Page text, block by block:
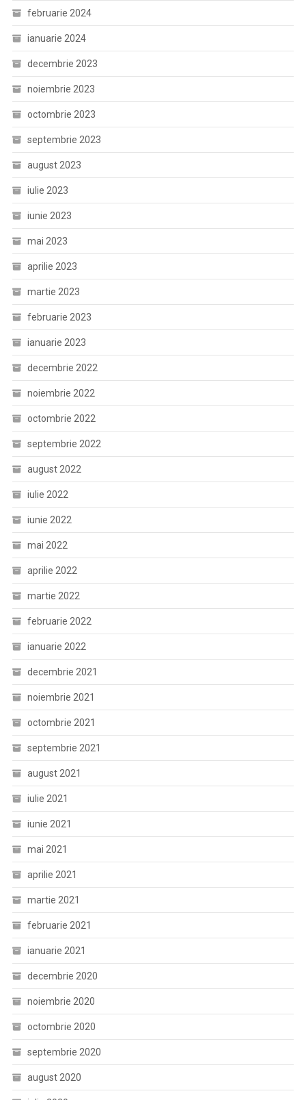
februarie 2024
ianuarie 2024
decembrie 2023
noiembrie 2023
octombrie 2023
septembrie 2023
august 2023
iulie 2023
iunie 2023
mai 2023
aprilie 2023
martie 2023
februarie 2023
ianuarie 2023
decembrie 2022
noiembrie 2022
octombrie 2022
septembrie 2022
august 2022
iulie 2022
iunie 2022
mai 2022
aprilie 2022
martie 2022
februarie 2022
ianuarie 2022
decembrie 2021
noiembrie 2021
octombrie 2021
septembrie 2021
august 2021
iulie 2021
iunie 2021
mai 2021
aprilie 2021
martie 2021
februarie 2021
ianuarie 2021
decembrie 2020
noiembrie 2020
octombrie 2020
septembrie 2020
august 2020